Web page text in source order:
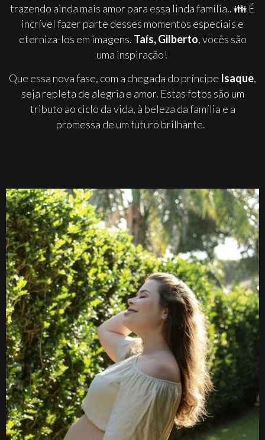
trazendo ainda mais amor para essa linda família.. 👪 É
incrível fazer parte desses momentos especiais e
eterniza-los em imagens. Taís, Gilberto, vocês são
uma inspiração!
Que essa nova fase, com a chegada do príncipe Isaque,
seja repleta de alegria e amor. Estas fotos são um
tributo ao ciclo da vida, à beleza da família e a
promessa de um futuro brilhante.